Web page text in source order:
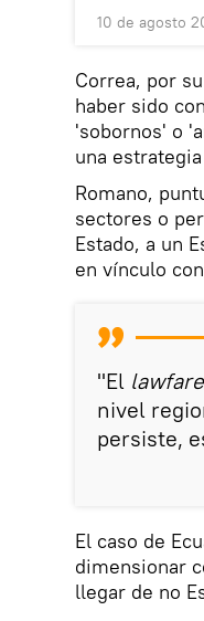
10 de agosto
Correa, por
haber sido
'sobornos' o
una
Romano,
sectores o
Estado, a un
en vínculo
"El lawfare
nivel
persiste,
El caso de
dimensionar
llegar de no